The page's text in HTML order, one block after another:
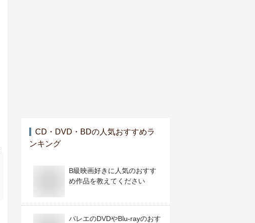
CD・DVD・BDの人気おすすめラ
ンキング
B級映画好きに人気のおすす
め作品を教えてください
バレエのDVDやBlu-rayのおす